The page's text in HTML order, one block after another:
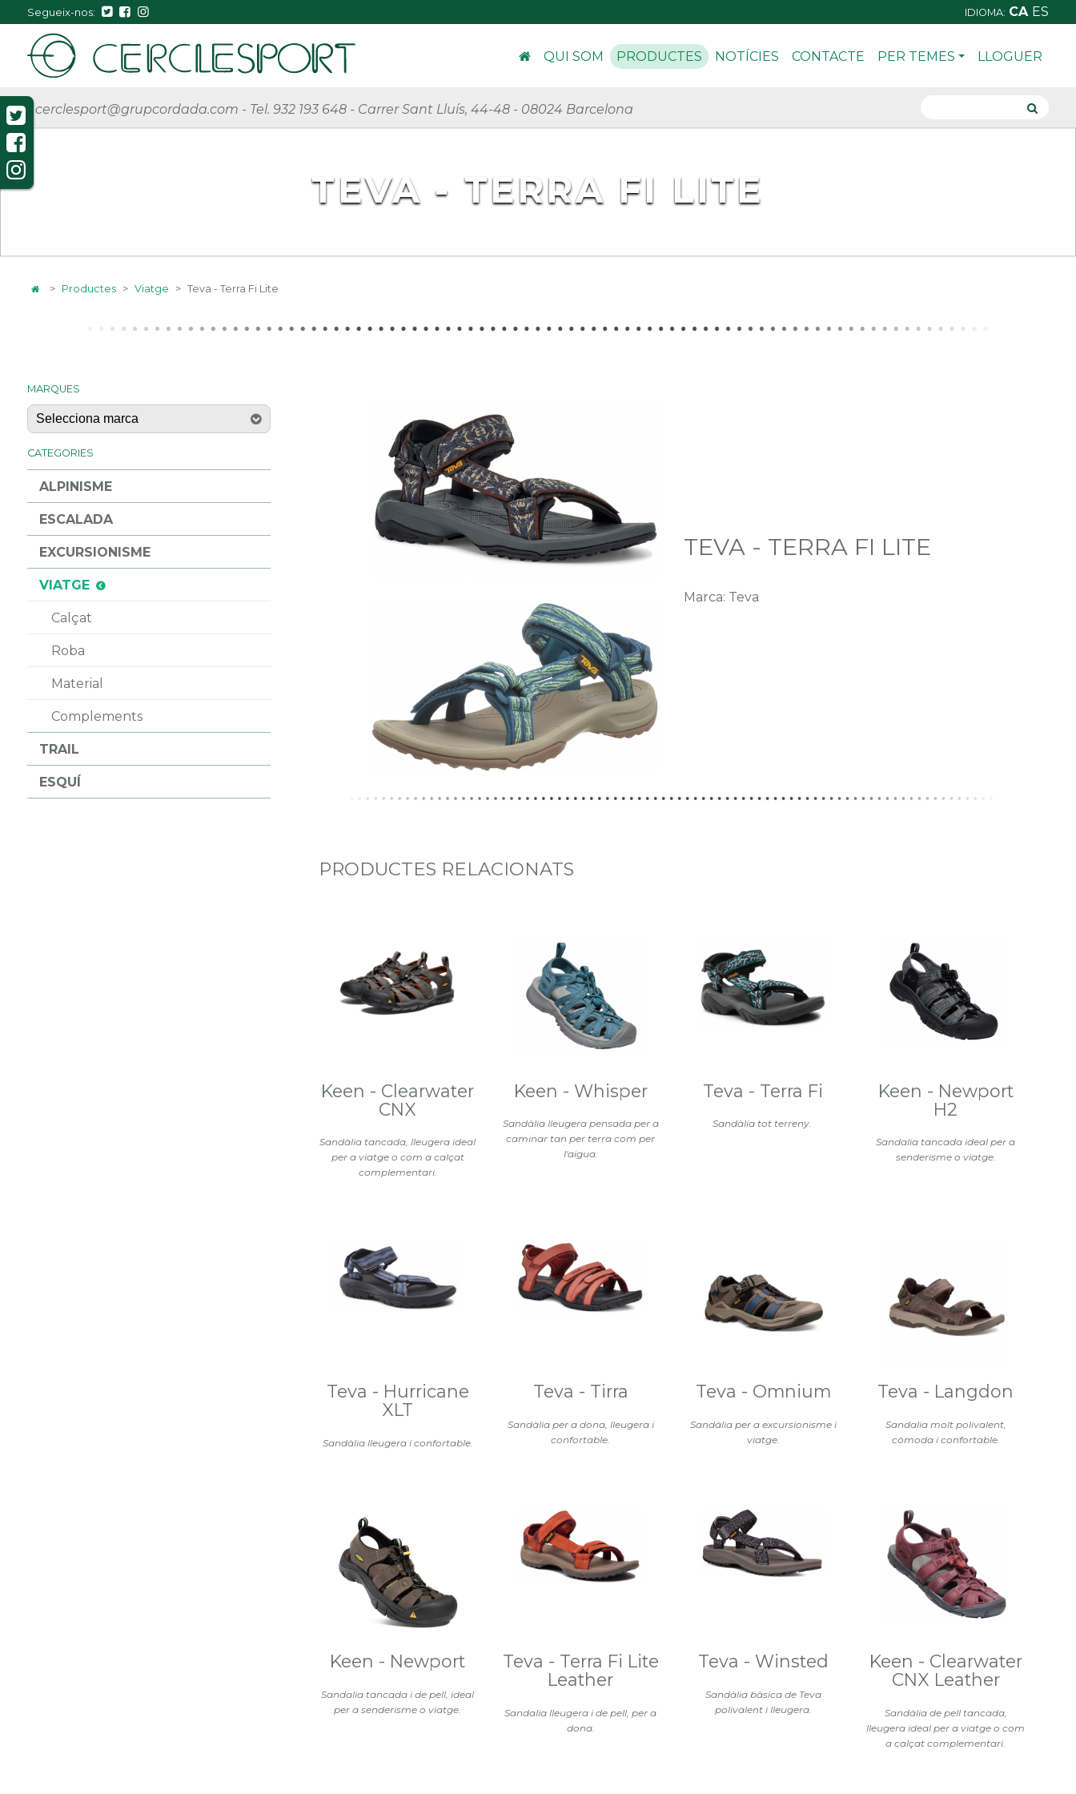
Segueix-nos: IDIOMA: CA ES
QUI SOM PRODUCTES NOTÍCIES CONTACTE PER TEMES LLOGUER
cerclesport@grupcordada.com - Tel. 932 193 648 - Carrer Sant Lluís, 44-48 - 08024 Barcelona
TEVA - TERRA FI LITE
> Productes > Viatge > Teva - Terra Fi Lite
MARQUES
CATEGORIES
ALPINISME
ESCALADA
EXCURSIONISME
VIATGE
Calçat
Roba
Material
Complements
TRAIL
ESQUÍ
TEVA - TERRA FI LITE
Marca: Teva
PRODUCTES RELACIONATS
Sandàlia tancada, lleugera ideal
per a viatge o com a calçat
complementari.
Keen - Clearwater
CNX
Sandàlia lleugera pensada per a
caminar tan per terra com per
l'aigua.
Keen - Whisper
Sandàlia tot terreny.
Teva - Terra Fi
Sandalia tancada ideal per a
senderisme o viatge.
Keen - Newport
H2
Sandàlia lleugera i confortable.
Teva - Hurricane
XLT
Sandàlia per a dona, lleugera i
confortable.
Teva - Tirra
Sandàlia per a excursionisme i
viatge.
Teva - Omnium
Sandalia molt polivalent,
còmoda i confortable.
Teva - Langdon
Sandalia tancada i de pell, ideal
per a senderisme o viatge.
Keen - Newport
Sandalia lleugera i de pell, per a
dona.
Teva - Terra Fi Lite
Leather
Sandàlia bàsica de Teva
polivalent i lleugera.
Teva - Winsted
Sandàlia de pell tancada,
lleugera ideal per a viatge o com
a calçat complementari.
Keen - Clearwater
CNX Leather